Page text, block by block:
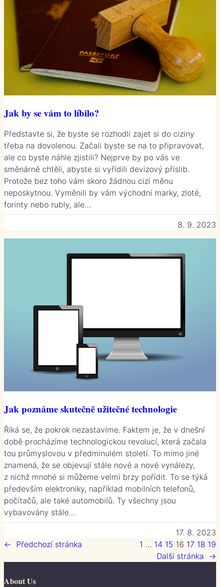
Jak by se vám to líbilo?
Představte si, že byste se rozhodli zajet si do ciziny
třeba na dovolenou. Začali byste se na to připravovat,
ale co byste náhle zjistili? Nejprve by po vás ve
směnárně chtěli, abyste si vyřídili devizový příslib.
Protože bez toho vám skoro žádnou cizí měnu
neposkytnou. Vyměnili by vám východní marky, zloté,
forinty nebo rubly, ale…
8. 9. 2023
Jak poznáme skutečně užitečné technologie
Říká se, že pokrok nezastavíme. Faktem je, že v dnešní
době procházíme technologickou revolucí, která začala
tou průmyslovou v předminulém století. To mimo jiné
znamená, že se objevují stále nové a nové vynálezy,
z nichž mnohé si můžeme velmi brzy pořídit. To se týká
především elektroniky, například mobilních telefonů,
počítačů, ale také automobilů. Ty všechny jsou
vybavovány stále…
17. 8. 2023
← Předchozí stránka 1 … 14 15 16 17 18 19
Další stránka
→
About Us